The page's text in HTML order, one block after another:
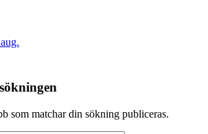
som matchar din sökning publiceras.